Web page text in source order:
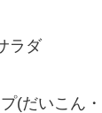
ラダ
(だいこん